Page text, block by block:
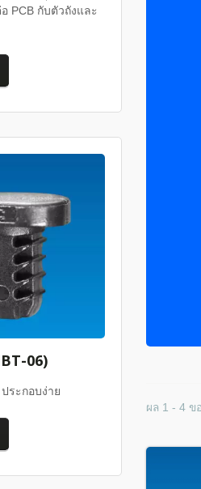
PCB กับตัวถังและ
06)
ระกอบง่าย
ผล 1 - 4 ข